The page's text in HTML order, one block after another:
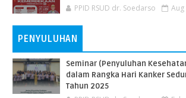
PPID RSUD dr. Soedarso Aug
PENYULUHAN
Seminar (Penyuluhan
dalam Rangka Hari Kanker
Tahun 2025